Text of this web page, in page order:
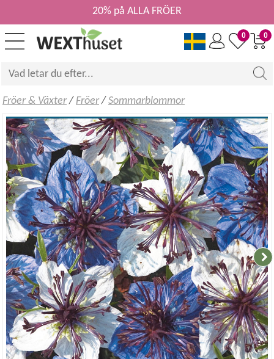
0
0
20% på ALLA FRÖER
Fröer & Växter/ Fröer/ Sommarblommor